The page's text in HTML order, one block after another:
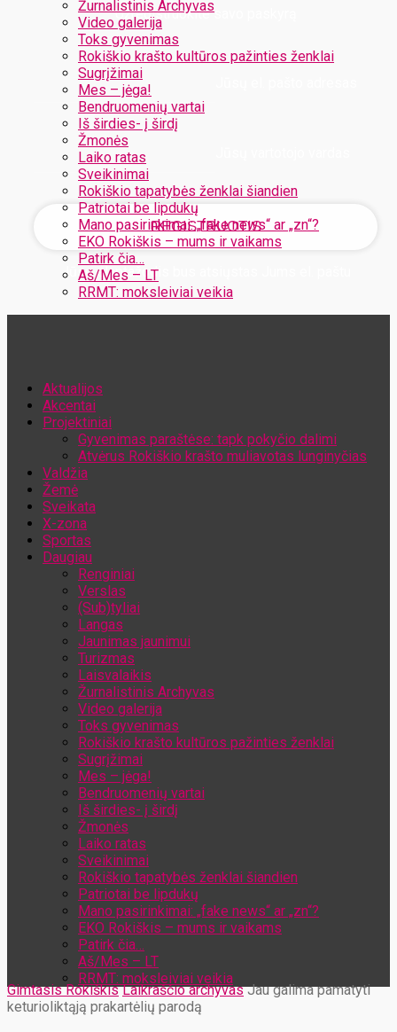
Žurnalistinis Archyvas
Video galerija
Toks gyvenimas
Rokiškio krašto kultūros pažinties ženklai
Sugrįžimai
Mes – jėga!
Bendruomenių vartai
Iš širdies- į širdį
Žmonės
Laiko ratas
Sveikinimai
Rokiškio tapatybės ženklai šiandien
Patriotai be lipdukų
Mano pasirinkimai: „fake news“ ar „zn“?
EKO Rokiškis – mums ir vaikams
Patirk čia…
Aš/Mes – LT
RRMT: moksleiviai veikia
Užregistruokite savo paskyrą
Jūsų slaptažodis bus atsiųstas Jums el. paštu
Aktualijos
Akcentai
Projektiniai
Gyvenimas paraštėse: tapk pokyčio dalimi
Atvėrus Rokiškio krašto muliavotas lunginyčias
Valdžia
Žemė
Sveikata
X-zona
Sportas
Daugiau
Renginiai
Verslas
(Sub)tyliai
Langas
Jaunimas jaunimui
Turizmas
Laisvalaikis
Žurnalistinis Archyvas
Video galerija
Toks gyvenimas
Rokiškio krašto kultūros pažinties ženklai
Sugrįžimai
Mes – jėga!
Bendruomenių vartai
Iš širdies- į širdį
Žmonės
Laiko ratas
Sveikinimai
Rokiškio tapatybės ženklai šiandien
Patriotai be lipdukų
Mano pasirinkimai: „fake news“ ar „zn“?
EKO Rokiškis – mums ir vaikams
Patirk čia…
Aš/Mes – LT
RRMT: moksleiviai veikia
Gimtasis Rokiškis Laikraščio archyvas Jau galima pamatyti
keturioliktąją prakartėlių parodą